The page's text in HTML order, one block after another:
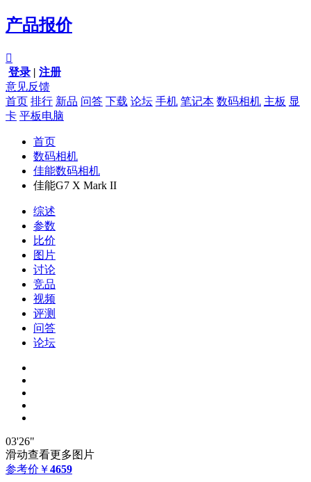
产品报价

登录 | 注册
意见反馈
首页 排行 新品 问答 下载 论坛 手机 笔记本 数码相机 主板 显
卡 平板电脑
首页
数码相机
佳能数码相机
佳能G7 X Mark II
综述
参数
比价
图片
讨论
竞品
视频
评测
问答
论坛
03'26"
滑动查看更多图片
参考价 ￥4659